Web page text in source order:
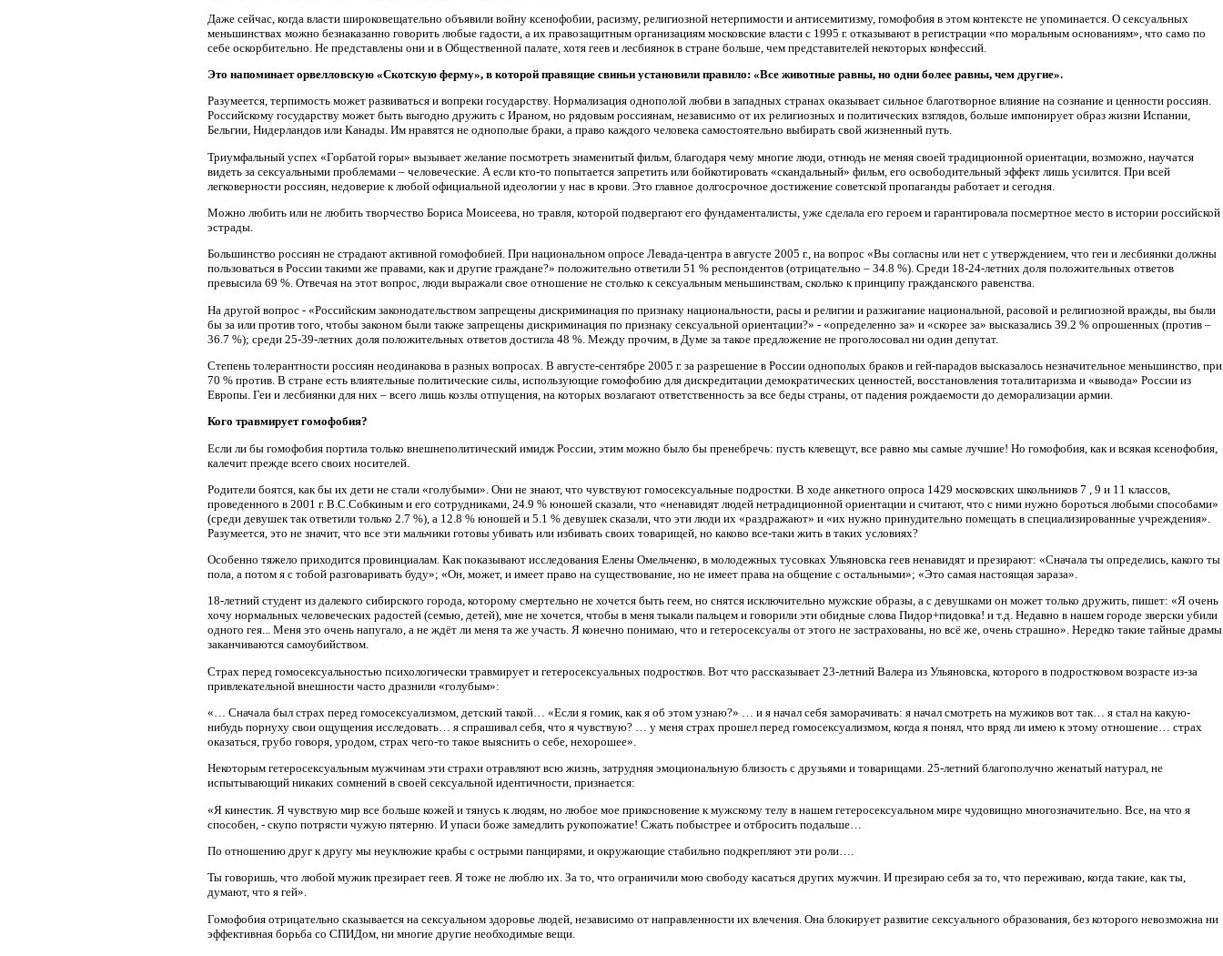
Даже сейчас, когда власти широковещательно объявили войну ксенофобии, расизму, религиозной нетерпимости и антисемитизму, гомофобия в этом контексте не упоминается. О сексуальных
меньшинствах можно безнаказанно говорить любые гадости, а их правозащитным организациям московские власти с 1995 г. отказывают в регистрации «по моральным основаниям», что само по
себе оскорбительно. Не представлены они и в Общественной палате, хотя геев и лесбиянок в стране больше, чем представителей некоторых конфессий.
Это напоминает орвелловскую «Скотскую ферму», в которой правящие свиньи установили правило: «Все животные равны, но одни более равны, чем другие».
Разумеется, терпимость может развиваться и вопреки государству. Нормализация однополой любви в западных странах оказывает сильное благотворное влияние на сознание и ценности россиян.
Российскому государству может быть выгодно дружить с Ираном, но рядовым россиянам, независимо от их религиозных и политических взглядов, больше импонирует образ жизни Испании,
Бельгии, Нидерландов или Канады. Им нравятся не однополые браки, а право каждого человека самостоятельно выбирать свой жизненный путь.
Триумфальный успех «Горбатой горы» вызывает желание посмотреть знаменитый фильм, благодаря чему многие люди, отнюдь не меняя своей традиционной ориентации, возможно, научатся
видеть за сексуальными проблемами – человеческие. А если кто-то попытается запретить или бойкотировать «скандальный» фильм, его освободительный эффект лишь усилится. При всей
легковерности россиян, недоверие к любой официальной идеологии у нас в крови. Это главное долгосрочное достижение советской пропаганды работает и сегодня.
Можно любить или не любить творчество Бориса Моисеева, но травля, которой подвергают его фундаменталисты, уже сделала его героем и гарантировала посмертное место в истории российской
эстрады.
Большинство россиян не страдают активной гомофобией. При национальном опросе Левада-центра в августе 2005 г., на вопрос «Вы согласны или нет с утверждением, что геи и лесбиянки должны
пользоваться в России такими же правами, как и другие граждане?» положительно ответили 51 % респондентов (отрицательно – 34.8 %). Среди 18-24-летних доля положительных ответов
превысила 69 %. Отвечая на этот вопрос, люди выражали свое отношение не столько к сексуальным меньшинствам, сколько к принципу гражданского равенства.
На другой вопрос - «Российским законодательством запрещены дискриминация по признаку национальности, расы и религии и разжигание национальной, расовой и религиозной вражды, вы были
бы за или против того, чтобы законом были также запрещены дискриминация по признаку сексуальной ориентации?» - «определенно за» и «скорее за» высказались 39.2 % опрошенных (против –
36.7 %); среди 25-39-летних доля положительных ответов достигла 48 %. Между прочим, в Думе за такое предложение не проголосовал ни один депутат.
Степень толерантности россиян неодинакова в разных вопросах. В августе-сентябре 2005 г. за разрешение в России однополых браков и гей-парадов высказалось незначительное меньшинство, при
70 % против. В стране есть влиятельные политические силы, использующие гомофобию для дискредитации демократических ценностей, восстановления тоталитаризма и «вывода» России из
Европы. Геи и лесбиянки для них – всего лишь козлы отпущения, на которых возлагают ответственность за все беды страны, от падения рождаемости до деморализации армии.
Кого травмирует гомофобия?
Если ли бы гомофобия портила только внешнеполитический имидж России, этим можно было бы пренебречь: пусть клевещут, все равно мы самые лучшие! Но гомофобия, как и всякая ксенофобия,
калечит прежде всего своих носителей.
Родители боятся, как бы их дети не стали «голубыми». Они не знают, что чувствуют гомосексуальные подростки. В ходе анкетного опроса 1429 московских школьников 7 , 9 и 11 классов,
проведенного в 2001 г. В.С.Собкиным и его сотрудниками, 24.9 % юношей сказали, что «ненавидят людей нетрадиционной ориентации и считают, что с ними нужно бороться любыми способами»
(среди девушек так ответили только 2.7 %), а 12.8 % юношей и 5.1 % девушек сказали, что эти люди их «раздражают» и «их нужно принудительно помещать в специализированные учреждения».
Разумеется, это не значит, что все эти мальчики готовы убивать или избивать своих товарищей, но каково все-таки жить в таких условиях?
Особенно тяжело приходится провинциалам. Как показывают исследования Елены Омельченко, в молодежных тусовках Ульяновска геев ненавидят и презирают: «Сначала ты определись, какого ты
пола, а потом я с тобой разговаривать буду»; «Он, может, и имеет право на существование, но не имеет права на общение с остальными»; «Это самая настоящая зараза».
18-летний студент из далекого сибирского города, которому смертельно не хочется быть геем, но снятся исключительно мужские образы, а с девушками он может только дружить, пишет: «Я очень
хочу нормальных человеческих радостей (семью, детей), мне не хочется, чтобы в меня тыкали пальцем и говорили эти обидные слова Пидор+пидовка! и т.д. Недавно в нашем городе зверски убили
одного гея... Меня это очень напугало, а не ждёт ли меня та же участь. Я конечно понимаю, что и гетеросексуалы от этого не застрахованы, но всё же, очень страшно». Нередко такие тайные драмы
заканчиваются самоубийством.
Страх перед гомосексуальностью психологически травмирует и гетеросексуальных подростков. Вот что рассказывает 23-летний Валера из Ульяновска, которого в подростковом возрасте из-за
привлекательной внешности часто дразнили «голубым»:
«… Сначала был страх перед гомосексуализмом, детский такой… «Если я гомик, как я об этом узнаю?» … и я начал себя заморачивать: я начал смотреть на мужиков вот так… я стал на какую-
нибудь порнуху свои ощущения исследовать… я спрашивал себя, что я чувствую? … у меня страх прошел перед гомосексуализмом, когда я понял, что вряд ли имею к этому отношение… страх
оказаться, грубо говоря, уродом, страх чего-то такое выяснить о себе, нехорошее».
Некоторым гетеросексуальным мужчинам эти страхи отравляют всю жизнь, затрудняя эмоциональную близость с друзьями и товарищами. 25-летний благополучно женатый натурал, не
испытывающий никаких сомнений в своей сексуальной идентичности, признается:
«Я кинестик. Я чувствую мир все больше кожей и тянусь к людям, но любое мое прикосновение к мужскому телу в нашем гетеросексуальном мире чудовищно многозначительно. Все, на что я
способен, - скупо потрясти чужую пятерню. И упаси боже замедлить рукопожатие! Сжать побыстрее и отбросить подальше…
По отношению друг к другу мы неуклюжие крабы с острыми панцирями, и окружающие стабильно подкрепляют эти роли….
Ты говоришь, что любой мужик презирает геев. Я тоже не люблю их. За то, что ограничили мою свободу касаться других мужчин. И презираю себя за то, что переживаю, когда такие, как ты,
думают, что я гей».
Гомофобия отрицательно сказывается на сексуальном здоровье людей, независимо от направленности их влечения. Она блокирует развитие сексуального образования, без которого невозможна ни
эффективная борьба со СПИДом, ни многие другие необходимые вещи.